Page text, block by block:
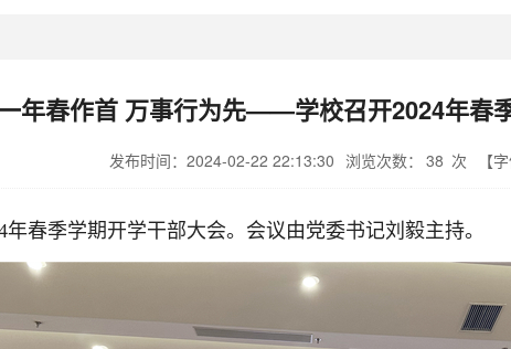
年春作首 万事行为先——学校召开2024年春
发布时间：2024-02-22 22:13:30 浏览次数： 38 次 【
春季学期开学干部大会。会议由党委书记刘毅主持。